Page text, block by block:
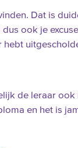
Dat is
ook je
hebt
de leraar
en het is